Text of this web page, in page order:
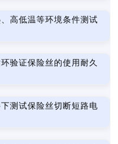
高低温等环境条件测试
验证保险丝的使用耐久
测试保险丝切断短路电